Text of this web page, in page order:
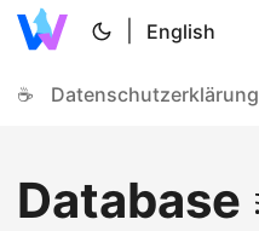
English
☕ Datenschutzerklärung
Database